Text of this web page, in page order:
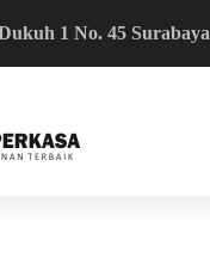
1 No. 45 Surabaya